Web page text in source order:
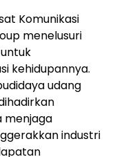
Komunikasi
menelusuri
kehidupannya.
udang
menjaga
industri